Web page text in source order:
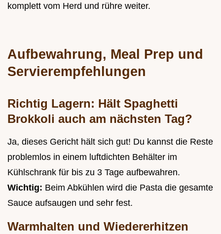
komplett vom Herd und rühre weiter.
Aufbewahrung, Meal Prep und
Servierempfehlungen
Richtig Lagern: Hält Spaghetti
Brokkoli auch am nächsten Tag?
Ja, dieses Gericht hält sich gut! Du kannst die Reste
problemlos in einem luftdichten Behälter im
Kühlschrank für bis zu 3 Tage aufbewahren.
Wichtig: Beim Abkühlen wird die Pasta die gesamte
Sauce aufsaugen und sehr fest.
Warmhalten und Wiedererhitzen